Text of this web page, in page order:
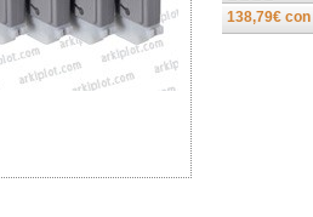
pedido
138,79€ con